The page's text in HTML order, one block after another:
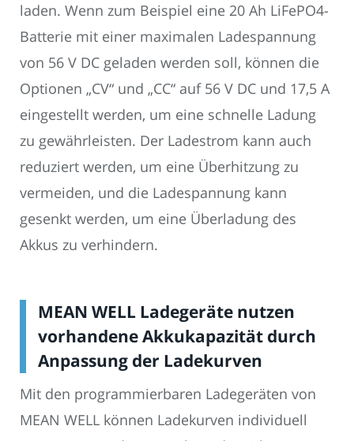
laden. Wenn zum Beispiel eine 20 Ah LiFePO4-
Batterie mit einer maximalen Ladespannung
von 56 V DC geladen werden soll, können die
Optionen „CV“ und „CC“ auf 56 V DC und 17,5 A
eingestellt werden, um eine schnelle Ladung
zu gewährleisten. Der Ladestrom kann auch
reduziert werden, um eine Überhitzung zu
vermeiden, und die Ladespannung kann
gesenkt werden, um eine Überladung des
Akkus zu verhindern.
MEAN WELL Ladegeräte nutzen
vorhandene Akkukapazität durch
Anpassung der Ladekurven
Mit den programmierbaren Ladegeräten von
MEAN WELL können Ladekurven individuell